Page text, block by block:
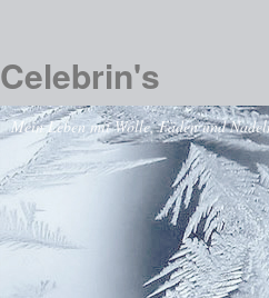
Celebrin's
Mein Leben mit Wolle, Fäden und